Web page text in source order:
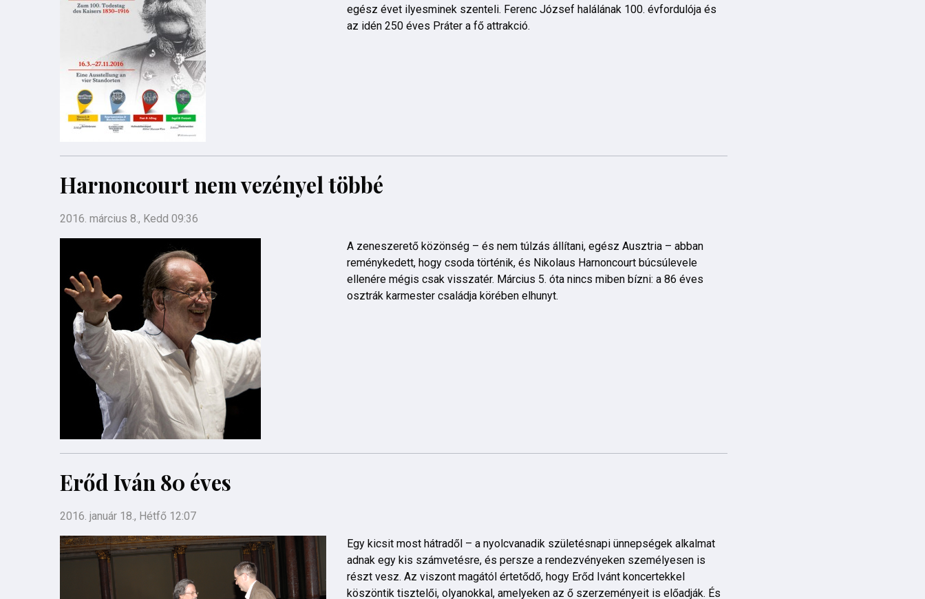
egész évet ilyesminek szenteli. Ferenc József halálának 100. évfordulója és
az idén 250 éves Práter a fő attrakció.
Harnoncourt nem vezényel többé
2016. március 8., Kedd 09:36
A zeneszerető közönség – és nem túlzás állítani, egész Ausztria – abban
reménykedett, hogy csoda történik, és Nikolaus Harnoncourt búcsúlevele
ellenére mégis csak visszatér. Március 5. óta nincs miben bízni: a 86 éves
osztrák karmester családja körében elhunyt.
Erőd Iván 80 éves
2016. január 18., Hétfő 12:07
Egy kicsit most hátradől – a nyolcvanadik születésnapi ünnepségek alkalmat
adnak egy kis számvetésre, és persze a rendezvényeken személyesen is
részt vesz. Az viszont magától értetődő, hogy Erőd Ivánt koncertekkel
köszöntik tisztelői, olyanokkal, amelyeken az ő szerzeményeit is előadják. És